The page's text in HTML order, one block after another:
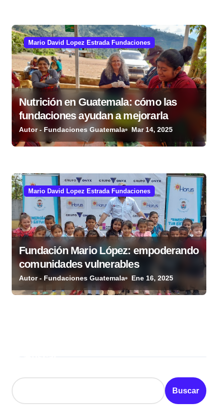
d
a
s
Mario David Lopez Estrada Fundaciones
Nutrición en Guatemala: cómo las
fundaciones ayudan a mejorarla
Autor - Fundaciones Guatemala Mar 14, 2025
Mario David Lopez Estrada Fundaciones
Fundación Mario López: empoderando
comunidades vulnerables
Autor - Fundaciones Guatemala Ene 16, 2025
Buscar